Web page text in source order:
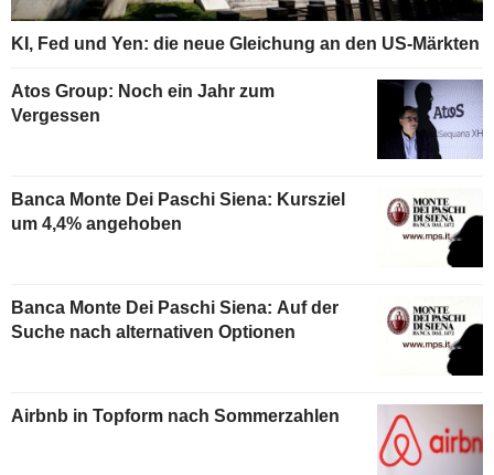
KI, Fed und Yen: die neue Gleichung an den US-Märkten
Atos Group: Noch ein Jahr zum
Vergessen
Banca Monte Dei Paschi Siena: Kursziel
um 4,4% angehoben
Banca Monte Dei Paschi Siena: Auf der
Suche nach alternativen Optionen
Airbnb in Topform nach Sommerzahlen